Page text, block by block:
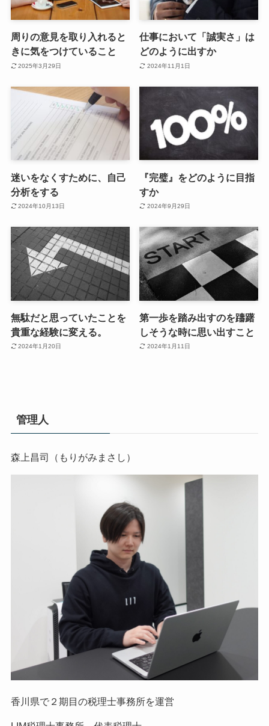
周りの意見を取り入れると
きに気をつけていること
2025年3月29日
仕事において「誠実さ」は
どのように出すか
2024年11月1日
迷いをなくすために、自己
分析をする
2024年10月13日
『完璧』をどのように目指
すか
2024年9月29日
無駄だと思っていたことを
貴重な経験に変える。
2024年1月20日
第一歩を踏み出すのを躊躇
しそうな時に思い出すこと
2024年1月11日
管理人
森上昌司（もりがみまさし）
香川県で２期目の税理士事務所を運営